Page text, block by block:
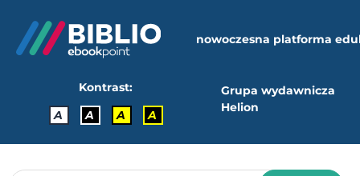
nowoczesna platforma
Kontrast:
A
A A A
Grupa wydawnicza
Helion